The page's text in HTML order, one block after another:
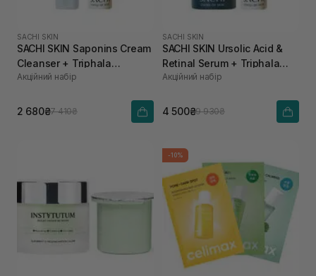
SACHI SKIN
SACHI SKIN Saponins Cream
Cleanser + Triphala
Pigmentation Corrector
Акційний набір
2 680₴7 410₴
SACHI SKIN
SACHI SKIN Ursolic Acid &
Retinal Serum + Triphala
Pigmentation Corrector
Акційний набір
4 500₴9 930₴
-10%